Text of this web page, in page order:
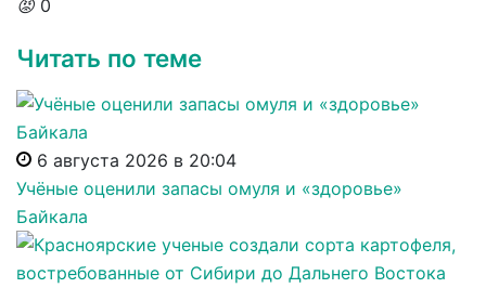
😡 0
Читать по теме
6 августа 2026 в 20:04
Учёные оценили запасы омуля и «здоровье»
Байкала